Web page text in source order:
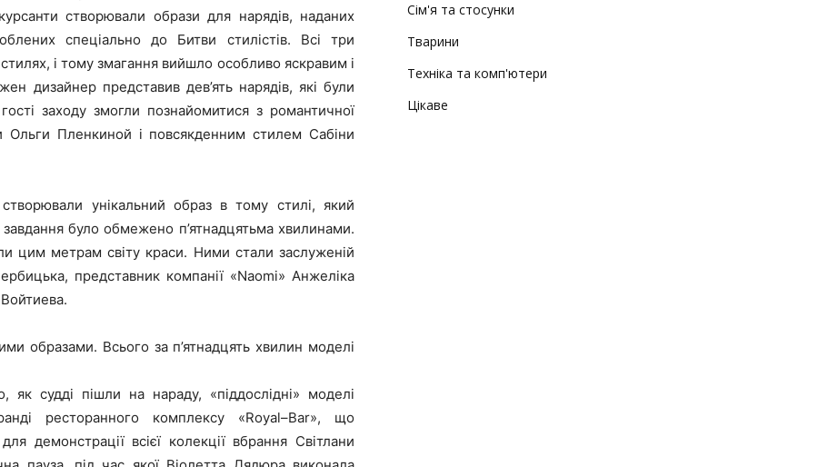
створювали образи для нарядів, наданих
спеціально до Битви стилістів. Всі три
і тому змагання вийшло особливо яскравим і
дизайнер представив дев’ять нарядів, які були
заходу змогли познайомитися з романтичної
Ольги Пленкиной і повсякденним стилем Сабіни
унікальний образ в тому стилі, який
було обмежено п’ятнадцятьма хвилинами.
цим метрам світу краси. Ними стали заслуженій
представник компанії «Naomi» Анжеліка
образами. Всього за п’ятнадцять хвилин моделі
як судді пішли на нараду, «піддослідні» моделі
ресторанного комплексу «Royal–Bar», що
демонстрації всієї колекції вбрання Світлани
Сім'я та стосунки
Тварини
Техніка та комп'ютери
Цікаве